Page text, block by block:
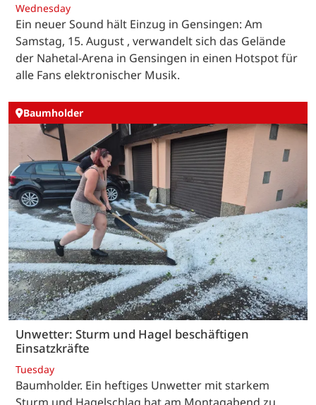
Wednesday
Ein neuer Sound hält Einzug in Gensingen: Am
Samstag, 15. August , verwandelt sich das Gelände
der Nahetal-Arena in Gensingen in einen Hotspot für
alle Fans elektronischer Musik.
Baumholder
Unwetter: Sturm und Hagel beschäftigen
Einsatzkräfte
Tuesday
Baumholder. Ein heftiges Unwetter mit starkem